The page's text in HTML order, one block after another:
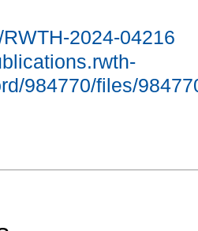
2024-04216
984770/files/